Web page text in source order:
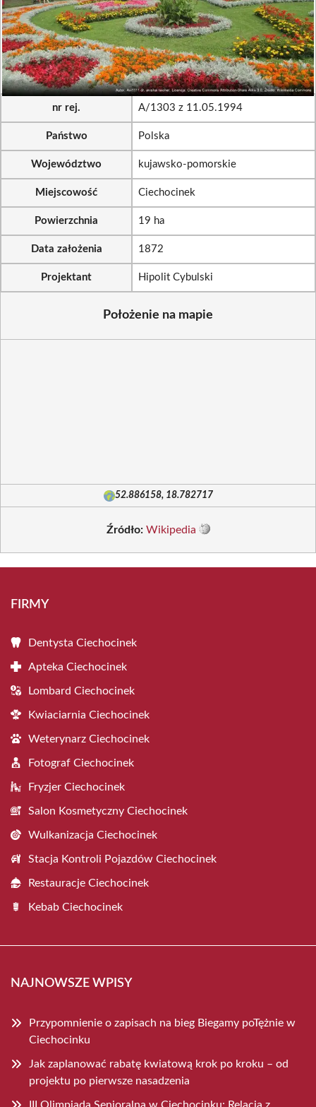
nr rej. A/1303 z 11.05.1994
Państwo Polska
Województwo kujawsko-pomorskie
Miejscowość Ciechocinek
Powierzchnia 19 ha
Data założenia 1872
Projektant Hipolit Cybulski
Położenie na mapie
52.886158, 18.782717
Źródło: Wikipedia
FIRMY
Dentysta Ciechocinek
Apteka Ciechocinek
Lombard Ciechocinek
Kwiaciarnia Ciechocinek
Weterynarz Ciechocinek
Fotograf Ciechocinek
Fryzjer Ciechocinek
Salon Kosmetyczny Ciechocinek
Wulkanizacja Ciechocinek
Stacja Kontroli Pojazdów Ciechocinek
Restauracje Ciechocinek
Kebab Ciechocinek
NAJNOWSZE WPISY
Przypomnienie o zapisach na bieg Biegamy poTężnie w
Ciechocinku
Jak zaplanować rabatę kwiatową krok po kroku – od
projektu po pierwsze nasadzenia